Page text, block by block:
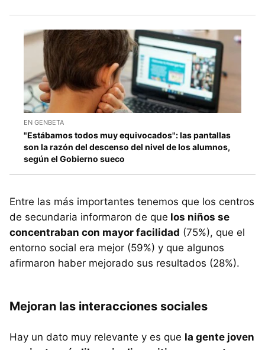
EN GENBETA
"Estábamos todos muy equivocados": las pantallas
son la razón del descenso del nivel de los alumnos,
según el Gobierno sueco
Entre las más importantes tenemos que los centros
de secundaria informaron de que los niños se
concentraban con mayor facilidad (75%), que el
entorno social era mejor (59%) y que algunos
afirmaron haber mejorado sus resultados (28%).
Mejoran las interacciones sociales
Hay un dato muy relevante y es que la gente joven